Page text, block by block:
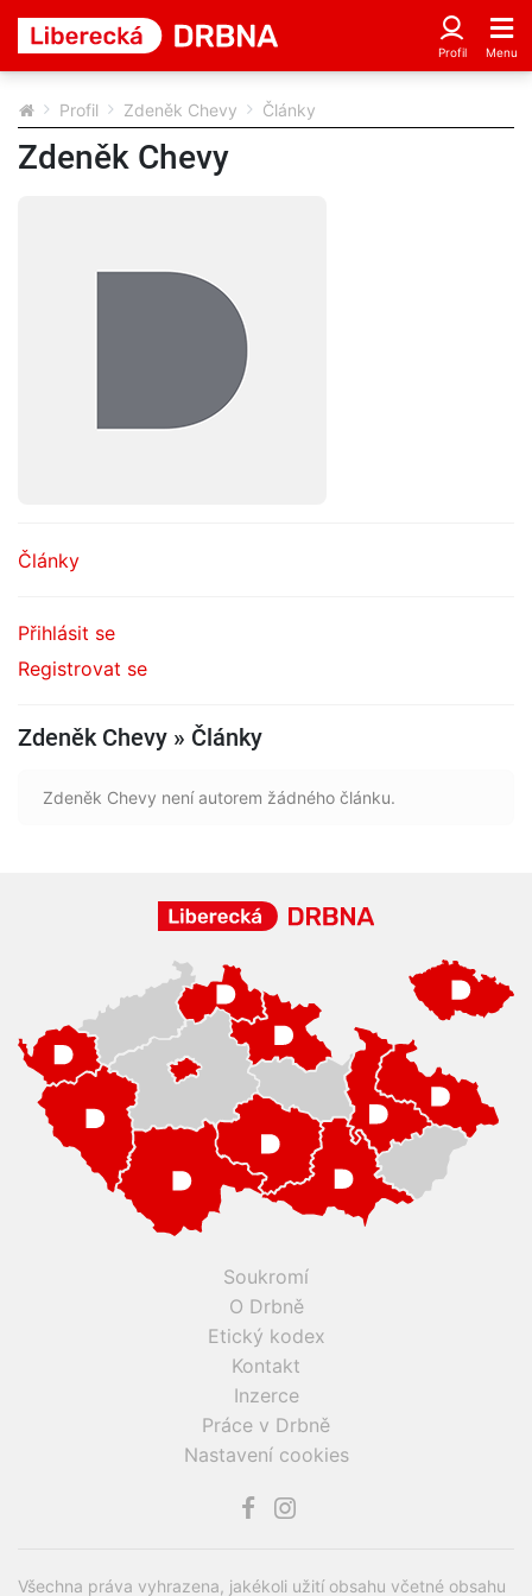
Profil Zdeněk Chevy Články
Zdeněk Chevy
Články
Přihlásit se
Registrovat se
Zdeněk Chevy » Články
Zdeněk Chevy není autorem žádného článku.
Soukromí
O Drbně
Etický kodex
Kontakt
Inzerce
Práce v Drbně
Nastavení cookies
Všechna práva vyhrazena, jakékoli užití obsahu včetné obsahu